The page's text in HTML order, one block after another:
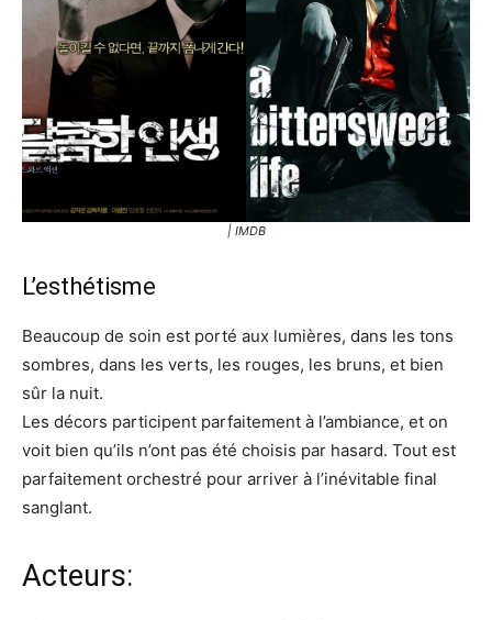
| IMDB
L’esthétisme
Beaucoup de soin est porté aux lumières, dans les tons
sombres, dans les verts, les rouges, les bruns, et bien
sûr la nuit.
Les décors participent parfaitement à l’ambiance, et on
voit bien qu’ils n’ont pas été choisis par hasard. Tout est
parfaitement orchestré pour arriver à l’inévitable final
sanglant.
Acteurs: